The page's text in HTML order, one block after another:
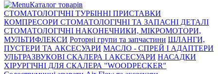
Каталог товарів
СТОМАТОЛОГІЧНІ ТУРБІННІ ПРИСТАВКИ
КОМПРЕСОРИ СТОМАТОЛОГІЧНІ ТА ЗАПАСНІ ДЕТАЛІ
СТОМАТОЛОГІЧНІ НАКОНЕЧНИКИ, МІКРОМОТОРИ,
МУЛЬТИФЛЕКСИ Роторні групи та запчастини ШЛАНГИ,
ПУСТЕРИ ТА АКСЕСУАРИ МАСЛО - СПРЕЙ І АДАПТЕРИ
УЛЬТРАЗВУКОВІ СКАЛЕРА І АКСЕСУАРИ НАСАДКИ
ХІРУРГІЧНІ ДЛЯ СКАЛЕРА "WOODPECKER"